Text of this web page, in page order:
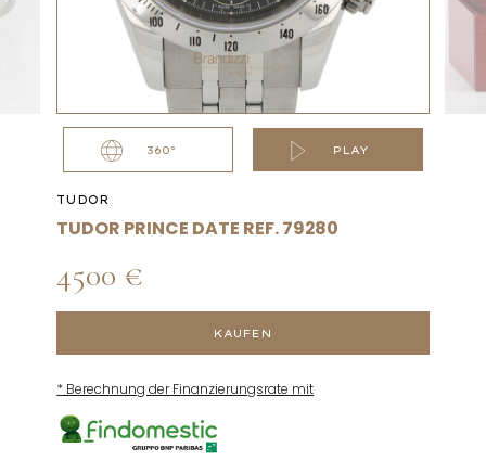
360° PLAY
TUDOR
TUDOR PRINCE DATE REF. 79280
4500 €
KAUFEN
* Berechnung der Finanzierungsrate mit